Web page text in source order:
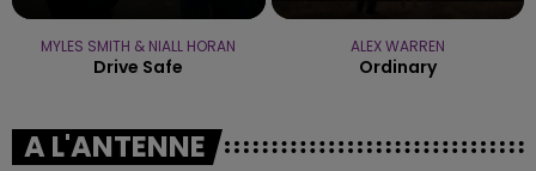
MYLES SMITH & NIALL HORAN
Drive Safe
ALEX WARREN
Ordinary
A L'ANTENNE